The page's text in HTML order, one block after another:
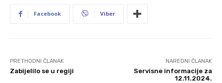
Facebook Viber
PRETHODNI ČLANAK
Zabijelilo se u regiji
NAREDNI ČLANAK
Servisne informacije za
12.11.2024.